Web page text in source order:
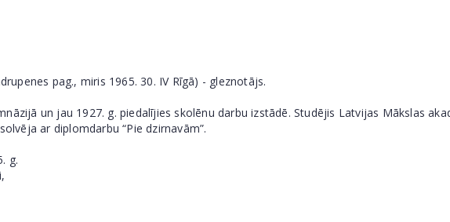
pag., miris 1965. 30. IV Rīgā) - gleznotājs.
un jau 1927. g. piedalījies skolēnu darbu izstādē. Studējis Latvijas Mākslas
ar diplomdarbu “Pie dzirnavām”.
g.